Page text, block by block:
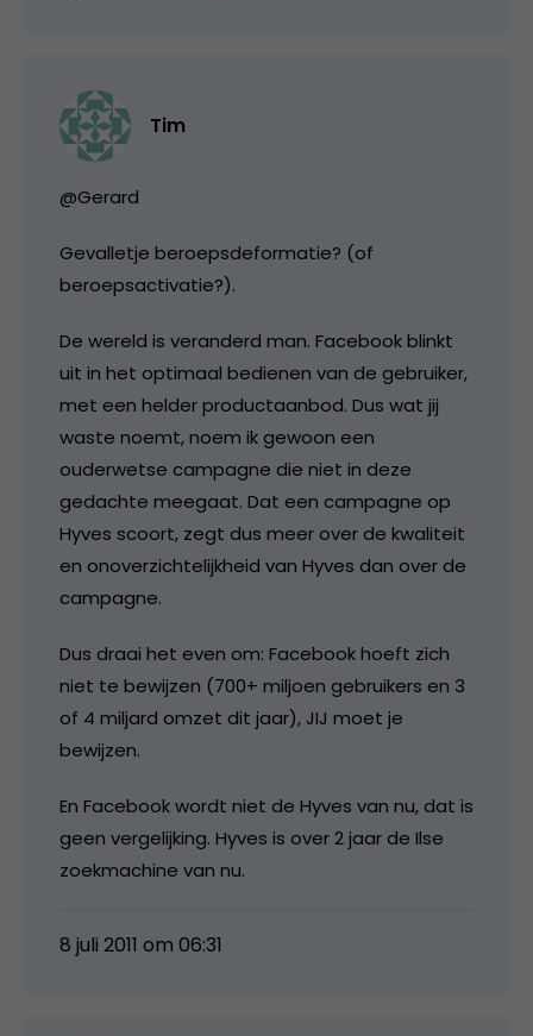
Tim
@Gerard
Gevalletje beroepsdeformatie? (of
beroepsactivatie?).
De wereld is veranderd man. Facebook blinkt
uit in het optimaal bedienen van de gebruiker,
met een helder productaanbod. Dus wat jij
waste noemt, noem ik gewoon een
ouderwetse campagne die niet in deze
gedachte meegaat. Dat een campagne op
Hyves scoort, zegt dus meer over de kwaliteit
en onoverzichtelijkheid van Hyves dan over de
campagne.
Dus draai het even om: Facebook hoeft zich
niet te bewijzen (700+ miljoen gebruikers en 3
of 4 miljard omzet dit jaar), JIJ moet je
bewijzen.
En Facebook wordt niet de Hyves van nu, dat is
geen vergelijking. Hyves is over 2 jaar de Ilse
zoekmachine van nu.
8 juli 2011 om 06:31